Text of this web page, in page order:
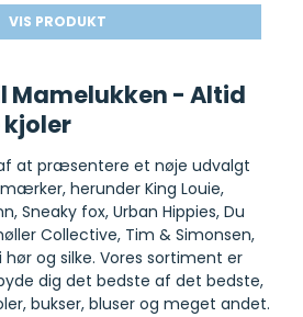
VIS PRODUKT
Mamelukken - Altid
kjoler
at præsentere et nøje udvalgt
herunder King Louie,
Sneaky fox, Urban Hippies, Du
Collective, Tim & Simonsen,
og silke. Vores sortiment er
dig det bedste af det bedste,
bukser, bluser og meget andet.